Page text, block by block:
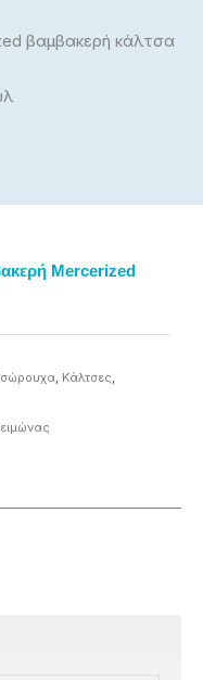
βαμβακερή κάλτσα
Mercerized
, Κάλτσες,